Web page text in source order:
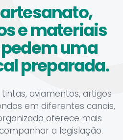
e materiais
uma
preparada.
aviamentos, artigos
em diferentes canais,
oferece mais
a legislação.